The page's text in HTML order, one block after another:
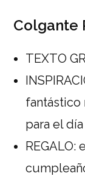
Colgante
TEXTO
fantástico
para el día
REGALO: